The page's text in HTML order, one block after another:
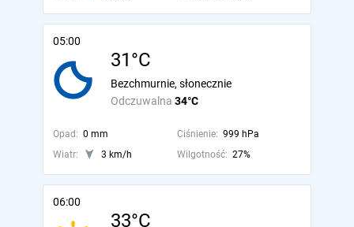
05:00
31°C
Odczuwalna 34°C
Bezchmurnie, słonecznie
Opad: 0 mm Ciśnienie: 999 hPa
Wiatr:
3 km/h Wilgotność: 27%
06:00
33°C